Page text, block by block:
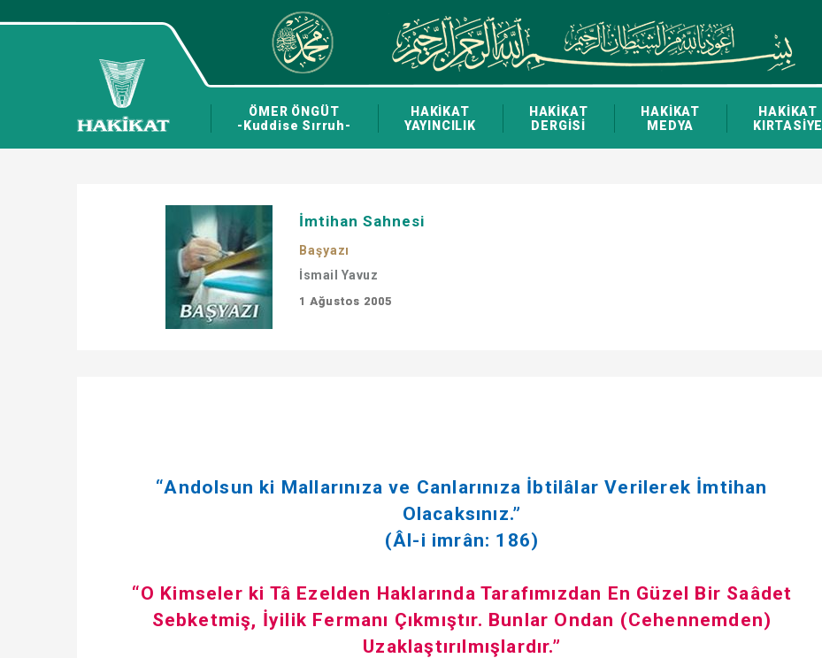
ÖMER ÖNGÜT
-Kuddise Sırruh-
HAKİKAT
YAYINCILIK
HAKİKAT
DERGİSİ
HAKİKAT
MEDYA
HAKİKAT
KIRTASİYE
İmtihan Sahnesi
Başyazı
İsmail Yavuz
1 Ağustos 2005
“Andolsun ki Mallarınıza ve Canlarınıza İbtilâlar Verilerek İmtihan
Olacaksınız.”
(Âl-i imrân: 186)
“O Kimseler ki Tâ Ezelden Haklarında Tarafımızdan En Güzel Bir Saâdet
Sebketmiş, İyilik Fermanı Çıkmıştır. Bunlar Ondan (Cehennemden)
Uzaklaştırılmışlardır.”